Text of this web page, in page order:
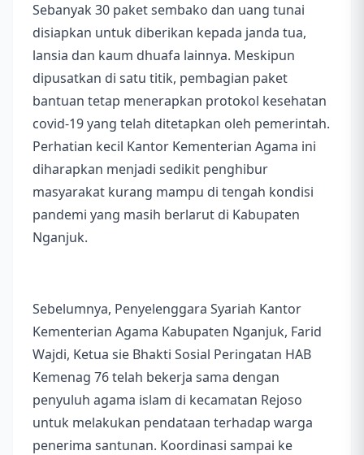
Sebanyak 30 paket sembako dan uang tunai
disiapkan untuk diberikan kepada janda tua,
lansia dan kaum dhuafa lainnya. Meskipun
dipusatkan di satu titik, pembagian paket
bantuan tetap menerapkan protokol kesehatan
covid-19 yang telah ditetapkan oleh pemerintah.
Perhatian kecil Kantor Kementerian Agama ini
diharapkan menjadi sedikit penghibur
masyarakat kurang mampu di tengah kondisi
pandemi yang masih berlarut di Kabupaten
Nganjuk.
Sebelumnya, Penyelenggara Syariah Kantor
Kementerian Agama Kabupaten Nganjuk, Farid
Wajdi, Ketua sie Bhakti Sosial Peringatan HAB
Kemenag 76 telah bekerja sama dengan
penyuluh agama islam di kecamatan Rejoso
untuk melakukan pendataan terhadap warga
penerima santunan. Koordinasi sampai ke